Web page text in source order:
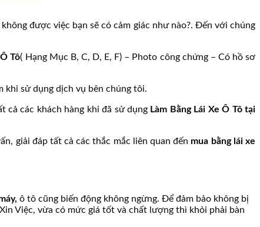
được việc bạn sẽ có cảm giác như nào?. Đến với chúng
Tô( Hạng Mục B, C, D, E, F) – Photo công chứng – Có hồ sơ
khi sử dụng dịch vụ bên chúng tôi.
cả các khách hàng khi đã sử dụng Làm Bằng Lái Xe Ô Tô tại
giải đáp tất cả các thắc mắc liên quan đến mua bằng lái xe
ô tô cũng biến động không ngừng. Để đảm bảo không bị
Việc, vừa có mức giá tốt và chất lượng thì khỏi phải bàn